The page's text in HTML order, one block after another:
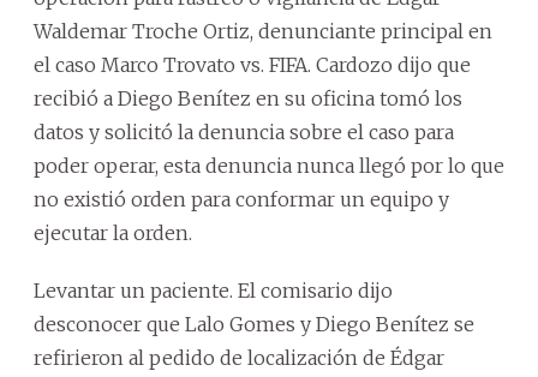
Waldemar Troche Ortiz, denunciante principal en
el caso Marco Trovato vs. FIFA. Cardozo dijo que
recibió a Diego Benítez en su oficina tomó los
datos y solicitó la denuncia sobre el caso para
poder operar, esta denuncia nunca llegó por lo que
no existió orden para conformar un equipo y
ejecutar la orden.
Levantar un paciente. El comisario dijo
desconocer que Lalo Gomes y Diego Benítez se
refirieron al pedido de localización de Édgar